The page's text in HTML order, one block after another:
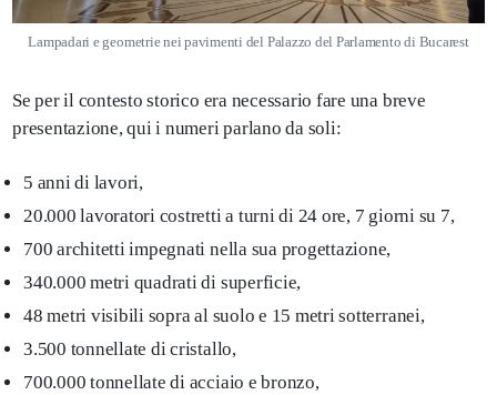
Lampadari e geometrie nei pavimenti del Palazzo del Parlamento di Bucarest
Se per il contesto storico era necessario fare una breve
presentazione, qui i numeri parlano da soli:
5 anni di lavori,
20.000 lavoratori costretti a turni di 24 ore, 7 giorni su 7,
700 architetti impegnati nella sua progettazione,
340.000 metri quadrati di superficie,
48 metri visibili sopra al suolo e 15 metri sotterranei,
3.500 tonnellate di cristallo,
700.000 tonnellate di acciaio e bronzo,